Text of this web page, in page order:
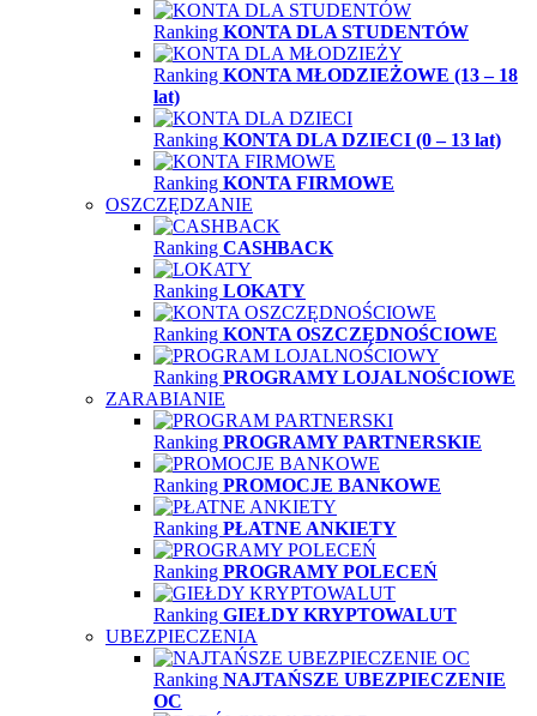
Ranking KONTA DLA STUDENTÓW
Ranking KONTA MŁODZIEŻOWE (13 – 18
lat)
Ranking KONTA DLA DZIECI (0 – 13 lat)
Ranking KONTA FIRMOWE
OSZCZĘDZANIE
Ranking CASHBACK
Ranking LOKATY
Ranking KONTA OSZCZĘDNOŚCIOWE
Ranking PROGRAMY LOJALNOŚCIOWE
ZARABIANIE
Ranking PROGRAMY PARTNERSKIE
Ranking PROMOCJE BANKOWE
Ranking PŁATNE ANKIETY
Ranking PROGRAMY POLECEŃ
Ranking GIEŁDY KRYPTOWALUT
UBEZPIECZENIA
Ranking NAJTAŃSZE UBEZPIECZENIE
OC